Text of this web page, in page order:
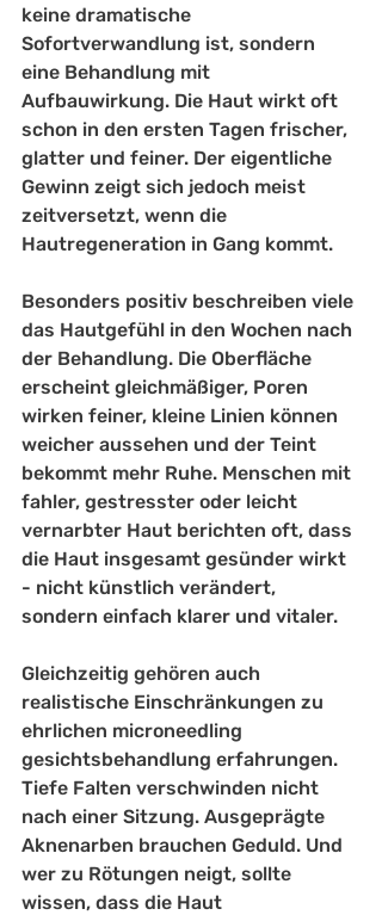
keine dramatische
Sofortverwandlung ist, sondern
eine Behandlung mit
Aufbauwirkung. Die Haut wirkt oft
schon in den ersten Tagen frischer,
glatter und feiner. Der eigentliche
Gewinn zeigt sich jedoch meist
zeitversetzt, wenn die
Hautregeneration in Gang kommt.
Besonders positiv beschreiben viele
das Hautgefühl in den Wochen nach
der Behandlung. Die Oberfläche
erscheint gleichmäßiger, Poren
wirken feiner, kleine Linien können
weicher aussehen und der Teint
bekommt mehr Ruhe. Menschen mit
fahler, gestresster oder leicht
vernarbter Haut berichten oft, dass
die Haut insgesamt gesünder wirkt
- nicht künstlich verändert,
sondern einfach klarer und vitaler.
Gleichzeitig gehören auch
realistische Einschränkungen zu
ehrlichen microneedling
gesichtsbehandlung erfahrungen.
Tiefe Falten verschwinden nicht
nach einer Sitzung. Ausgeprägte
Aknenarben brauchen Geduld. Und
wer zu Rötungen neigt, sollte
wissen, dass die Haut